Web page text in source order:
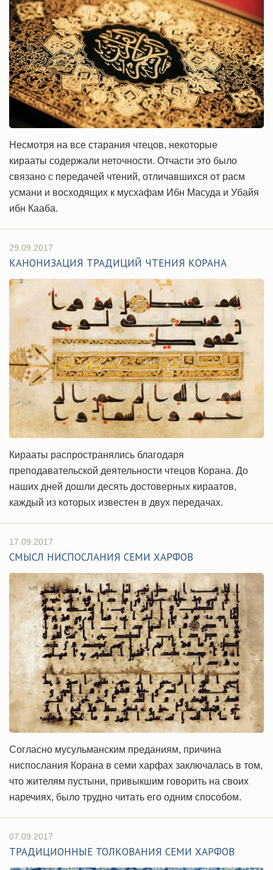
Несмотря на все старания чтецов, некоторые
кирааты содержали неточности. Отчасти это было
связано с передачей чтений, отличавшихся от расм
усмани и восходящих к мусхафам Ибн Масуда и Убайя
ибн Кааба.
29.09.2017
КАНОНИЗАЦИЯ ТРАДИЦИЙ ЧТЕНИЯ КОРАНА
Кирааты распространялись благодаря
преподавательской деятельности чтецов Корана. До
наших дней дошли десять достоверных кираатов,
каждый из которых известен в двух передачах.
17.09.2017
СМЫСЛ НИСПОСЛАНИЯ СЕМИ XАРФОВ
Согласно мусульманским преданиям, причина
ниспослания Корана в семи xарфах заключалась в том,
что жителям пустыни, привыкшим говорить на своих
наречиях, было трудно читать его одним способом.
07.09.2017
ТРАДИЦИОННЫЕ ТОЛКОВАНИЯ СЕМИ XАРФОВ